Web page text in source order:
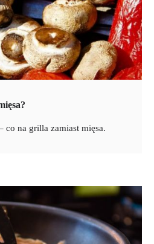
co na grilla zamiast mięsa.